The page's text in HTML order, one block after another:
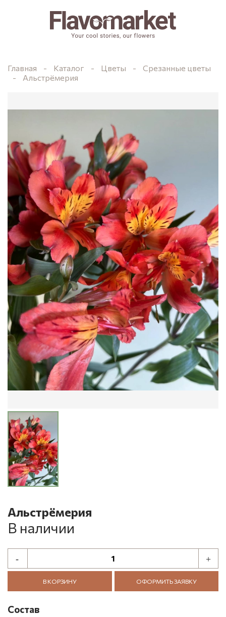
Главная Каталог Цветы
Срезанные цветы
Альстрёмерия
Альстрёмерия
В наличии
В КОРЗИНУ ОФОРМИТЬ ЗАЯВКУ
Состав